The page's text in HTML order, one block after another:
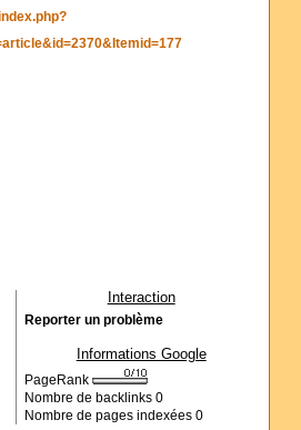
Interaction
Reporter un problème
Informations Google
PageRank
Nombre de backlinks 0
Nombre de pages indexées 0